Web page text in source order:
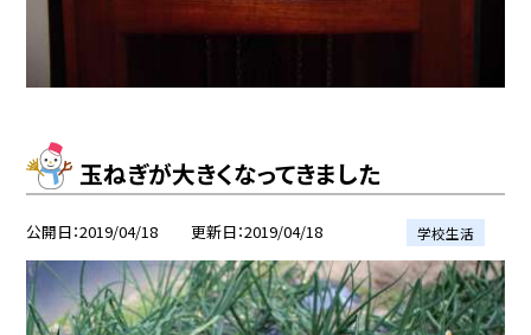
玉ねぎが大きくなってきました
公開日 2019/04/18 更新日 2019/04/18 学校生活